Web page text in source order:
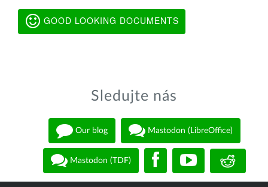
GOOD LOOKING DOCUMENTS
Sledujte nás
Our blog Mastodon (LibreOffice)
Mastodon (TDF)